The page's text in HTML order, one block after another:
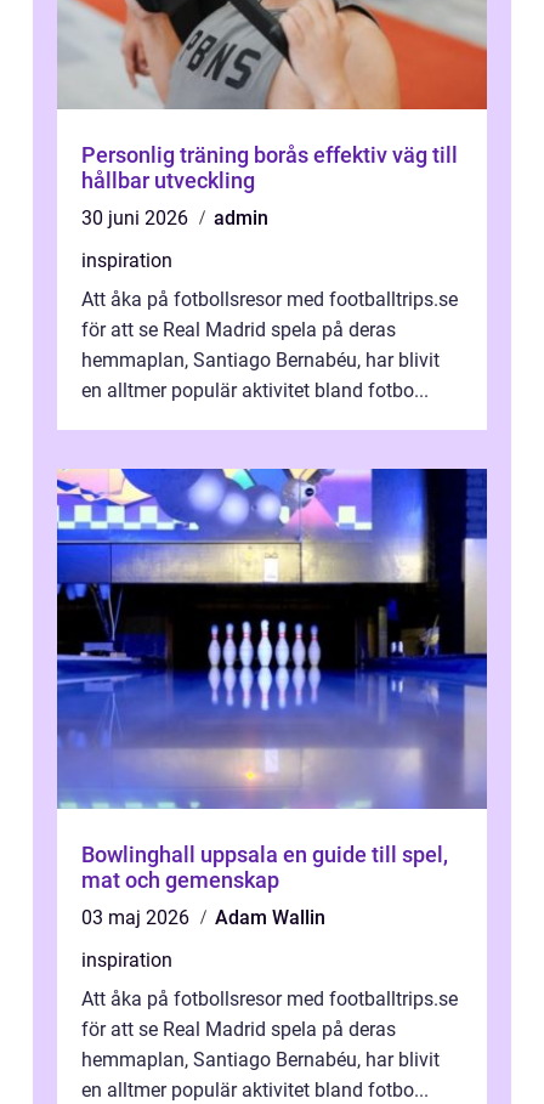
Personlig träning borås effektiv väg till
hållbar utveckling
30 juni 2026
admin
inspiration
Att åka på fotbollsresor med footballtrips.se
för att se Real Madrid spela på deras
hemmaplan, Santiago Bernabéu, har blivit
en alltmer populär aktivitet bland fotbo...
Bowlinghall uppsala en guide till spel,
mat och gemenskap
03 maj 2026
Adam Wallin
inspiration
Att åka på fotbollsresor med footballtrips.se
för att se Real Madrid spela på deras
hemmaplan, Santiago Bernabéu, har blivit
en alltmer populär aktivitet bland fotbo...